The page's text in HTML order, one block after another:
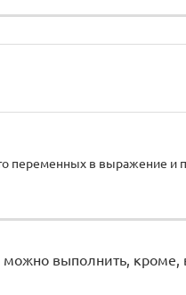
переменных в выражение и
можно выполнить, кроме,